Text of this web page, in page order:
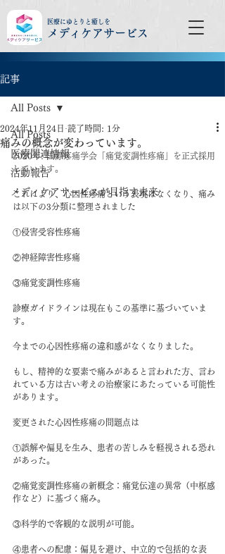
医療にゆとりと癒しを
メディケアサービス
記事
All Posts
医療関連情報
活動報告
メディケアサービスが目指す未来
All Posts
痛みの概念が変わっています。
2024年11月24日 読了時間: 1分
2020年: 国際疼痛学会「痛覚変調性疼痛」を正式採用
しています。
これにより、心因性疼痛という表現はなくなり、痛み
は以下の3分類に整理されました
①侵害受容性疼痛
②神経障害性疼痛
③痛覚変調性疼痛
診療ガイドラインは現在もこの基準に基づいていま
す。
今までの心因性疼痛の違和感がなくなりました。
もし、精神的な要素で痛みがあると言われた方、言わ
れている方は古い考えの治療家にあたっている可能性
があります。
変更された心因性疼痛の問題点は
①誤解や偏見を生み、患者の苦しみを軽視される恐れ
があった。
②痛覚変調性疼痛の新概念：痛覚伝達の異常（中枢感
作など）に基づく痛み。
③科学的で客観的な説明が可能。
④患者への配慮：偏見を避け、中立的で包括的な表